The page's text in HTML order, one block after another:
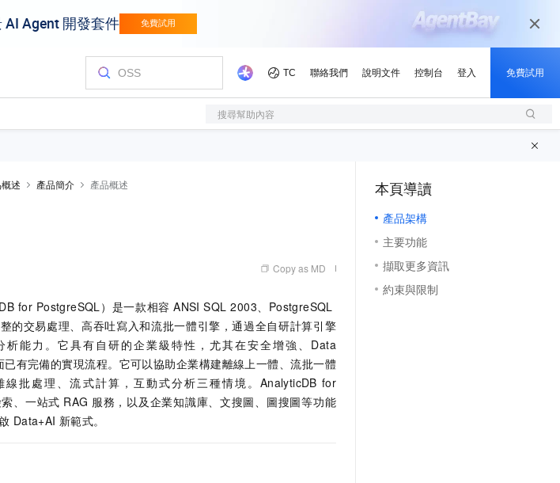
搜尋幫助內容
述 產品簡介 產品概述
Copy as MD
for PostgreSQL）是一款相容 ANSI SQL 2003、PostgreSQL
的交易處理、高吞吐寫入和流批一體引擎，通過全自研計算引擎
能力。它具有自研的企業級特性，尤其在安全增強、Data
有完備的實現流程。它可以協助企業構建離線上一體、流批一體
批處理、流式計算，互動式分析三種情境。 AnalyticDB for
、一站式 RAG 服務，以及企業知識庫、文搜圖、圖搜圖等功能
Data+AI 新範式。
本頁導讀
產品架構
主要功能
擷取更多資訊
約束與限制